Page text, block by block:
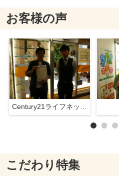
お客様の声
こだわり特集